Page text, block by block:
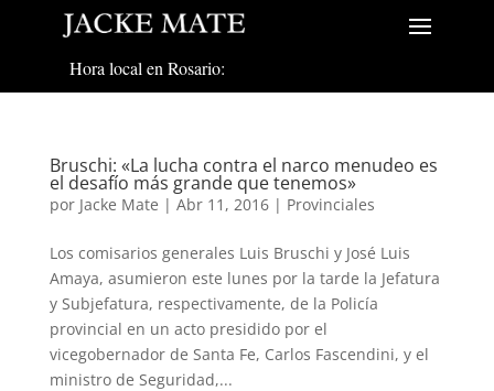
Hora local en Rosario:
Bruschi: «La lucha contra el narco menudeo es
el desafío más grande que tenemos»
por Jacke Mate | Abr 11, 2016| Provinciales
Los comisarios generales Luis Bruschi y José Luis
Amaya, asumieron este lunes por la tarde la Jefatura
y Subjefatura, respectivamente, de la Policía
provincial en un acto presidido por el
vicegobernador de Santa Fe, Carlos Fascendini, y el
ministro de Seguridad,...